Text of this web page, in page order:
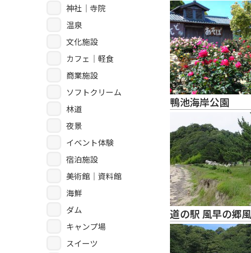
神社｜寺院
温泉
文化施設
カフェ｜軽食
商業施設
ソフトクリーム
林道
夜景
イベント体験
宿泊施設
美術館｜資料館
海鮮
ダム
キャンプ場
スイーツ
鴨池海岸公園
道の駅 風早の郷